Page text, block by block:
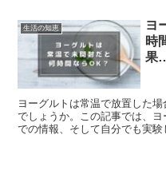
生活の知恵
ヨ
時
果
ヨーグルトは常温で放置した
でしょうか。この記事では、
での情報、そして自分でも実験